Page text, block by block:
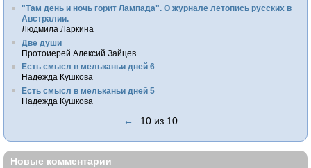
"Там день и ночь горит Лампада". О журнале летопись русских в
Австралии.
Людмила Ларкина
Две души
Протоиерей Алексий Зайцев
Есть смысл в мельканьи дней 6
Надежда Кушкова
Есть смысл в мельканьи дней 5
Надежда Кушкова
← 10 из 10
Новые комментарии